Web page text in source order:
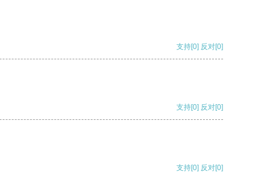
支持[0] 反对[0]
支持[0] 反对[0]
支持[0] 反对[0]